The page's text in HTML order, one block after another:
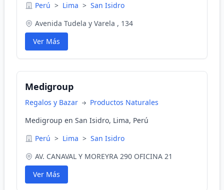
Perú > Lima > San Isidro
Avenida Tudela y Varela , 134
Ver Más
Medigroup
Regalos y Bazar
Productos Naturales
Medigroup en San Isidro, Lima, Perú
Perú > Lima > San Isidro
AV. CANAVAL Y MOREYRA 290 OFICINA 21
Ver Más